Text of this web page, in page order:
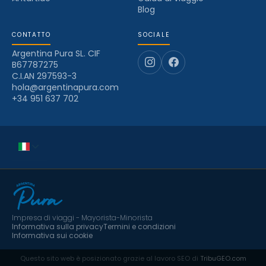
Blog
CONTATTO
Argentina Pura SL. CIF
B67787275
C.I.AN 297593-3
hola@argentinapura.com
+34 951 637 702
SOCIALE
Impresa di viaggi - Mayorista-Minorista
Informativa sulla privacyTermini e condizioni
Informativa sui cookie
Questo sito web è posizionato grazie al lavoro SEO di TribuGEO.com